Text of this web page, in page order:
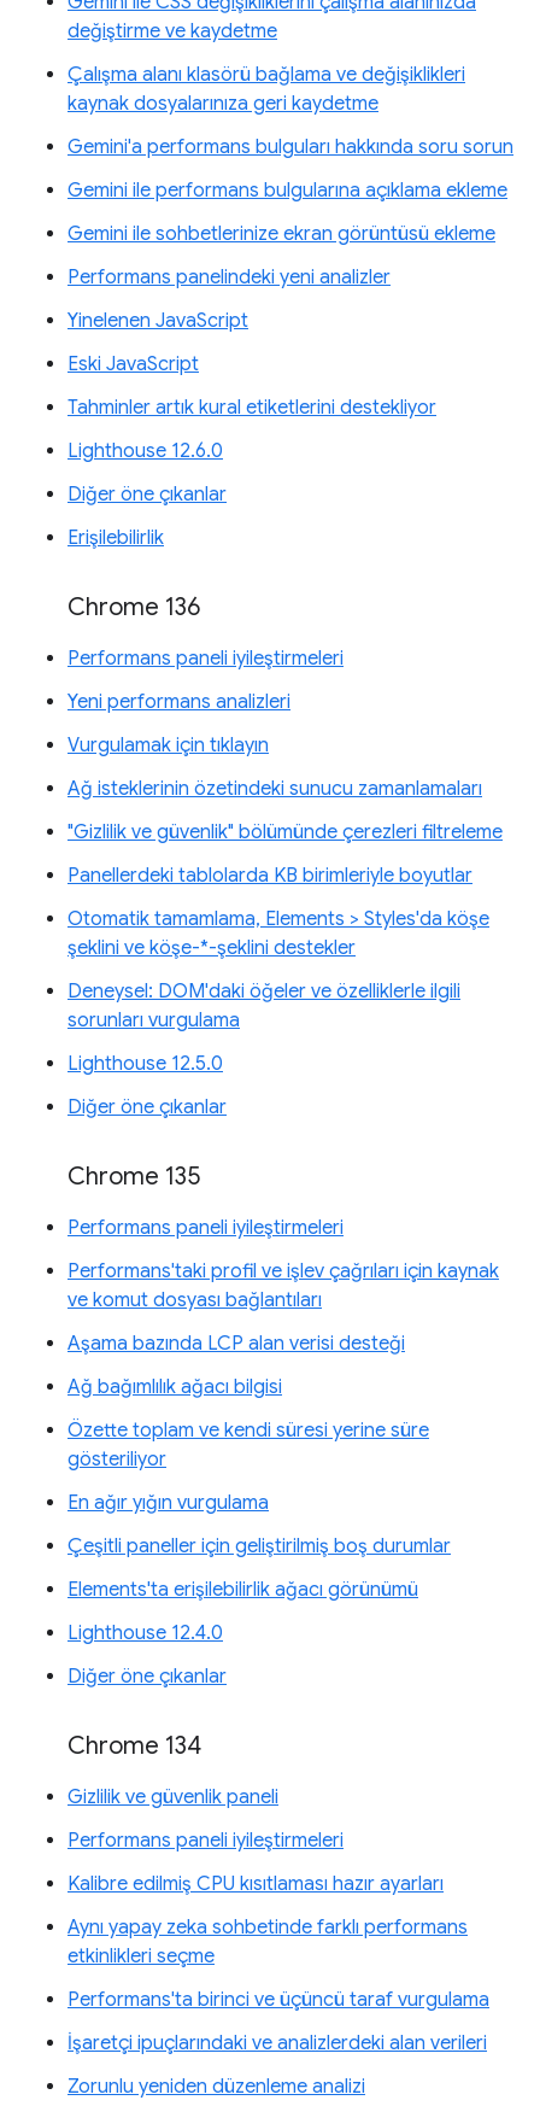
değiştirme ve kaydetme
Çalışma alanı klasörü bağlama ve değişiklikleri
kaynak dosyalarınıza geri kaydetme
Gemini'a performans bulguları hakkında soru sorun
Gemini ile performans bulgularına açıklama ekleme
Gemini ile sohbetlerinize ekran görüntüsü ekleme
Performans panelindeki yeni analizler
Yinelenen JavaScript
Eski JavaScript
Tahminler artık kural etiketlerini destekliyor
Lighthouse 12.6.0
Diğer öne çıkanlar
Erişilebilirlik
Chrome 136
Performans paneli iyileştirmeleri
Yeni performans analizleri
Vurgulamak için tıklayın
Ağ isteklerinin özetindeki sunucu zamanlamaları
"Gizlilik ve güvenlik" bölümünde çerezleri filtreleme
Panellerdeki tablolarda KB birimleriyle boyutlar
Otomatik tamamlama, Elements > Styles'da köşe
şeklini ve köşe-*-şeklini destekler
Deneysel: DOM'daki öğeler ve özelliklerle ilgili
sorunları vurgulama
Lighthouse 12.5.0
Diğer öne çıkanlar
Chrome 135
Performans paneli iyileştirmeleri
Performans'taki profil ve işlev çağrıları için kaynak
ve komut dosyası bağlantıları
Aşama bazında LCP alan verisi desteği
Ağ bağımlılık ağacı bilgisi
Özette toplam ve kendi süresi yerine süre
gösteriliyor
En ağır yığın vurgulama
Çeşitli paneller için geliştirilmiş boş durumlar
Elements'ta erişilebilirlik ağacı görünümü
Lighthouse 12.4.0
Diğer öne çıkanlar
Chrome 134
Gizlilik ve güvenlik paneli
Performans paneli iyileştirmeleri
Kalibre edilmiş CPU kısıtlaması hazır ayarları
Aynı yapay zeka sohbetinde farklı performans
etkinlikleri seçme
Performans'ta birinci ve üçüncü taraf vurgulama
İşaretçi ipuçlarındaki ve analizlerdeki alan verileri
Zorunlu yeniden düzenleme analizi